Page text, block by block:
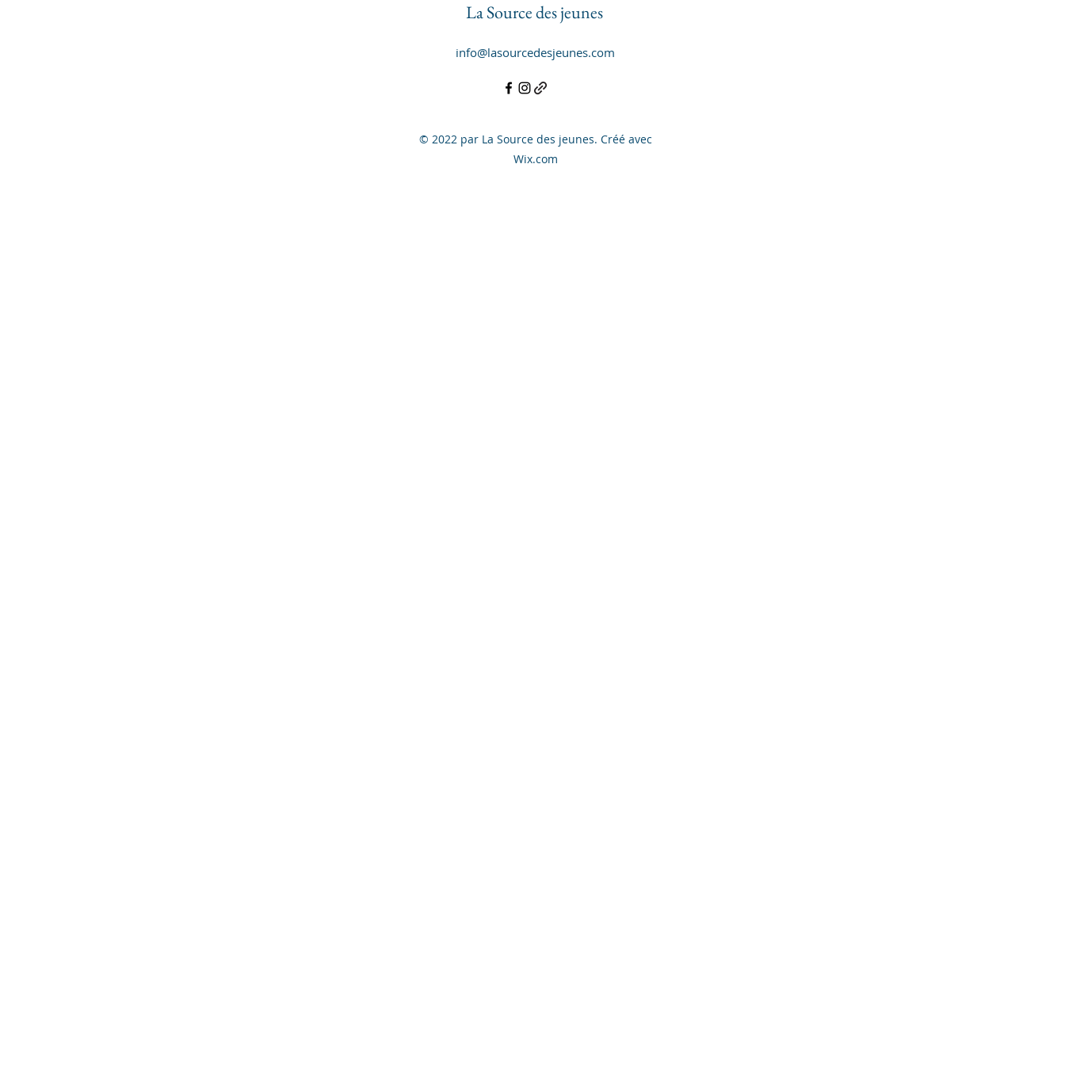
La Source des jeunes
info@lasourcedesjeunes.com
© 2022 par La Source des jeunes. Créé avec
Wix.com